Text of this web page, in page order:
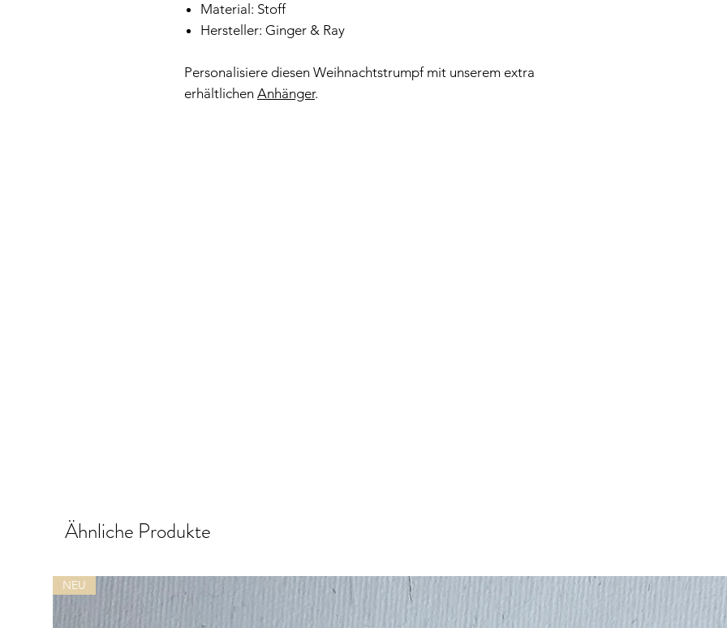
Material: Stoff
Hersteller: Ginger & Ray
Personalisiere diesen Weihnachtstrumpf mit unserem extra
erhältlichen Anhänger.
Ähnliche Produkte
NEU